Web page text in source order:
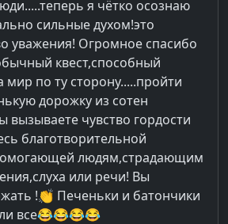
я чётко осознаю
сильные духом!это
уважения! Огромное спасибо
квест,способный
мир по ту сторону.....пройти
дорожку из сотен
вызываете чувство гордости
благотворительной
людям,страдающим
или речи! Вы
!👏 Печеньки и батончики
все😂😂😂😂